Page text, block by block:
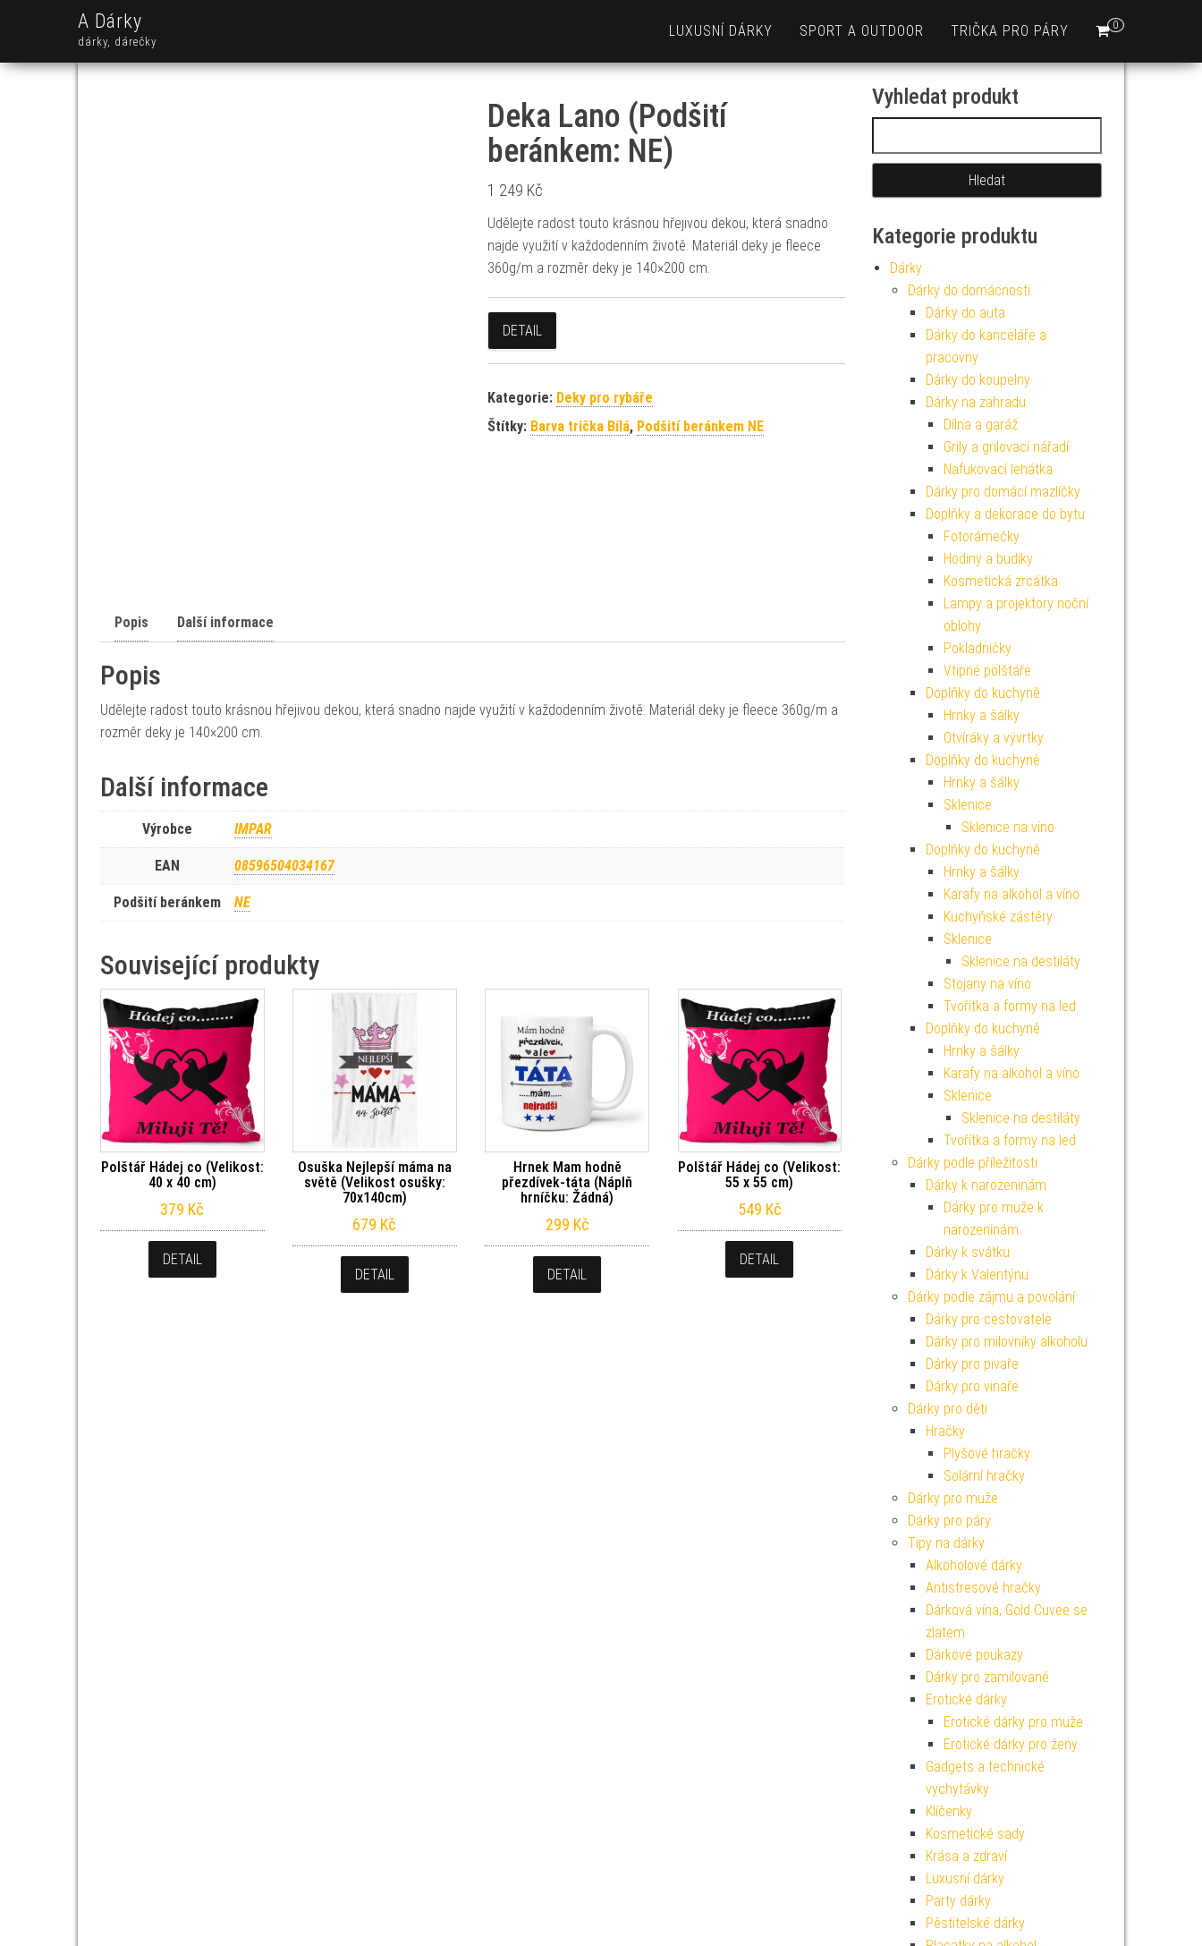
A Dárky
dárky, dárečky
0
LUXUSNÍ DÁRKY SPORT A OUTDOOR TRIČKA PRO PÁRY
Deka Lano (Podšití
beránkem: NE)
1 249 Kč
Udělejte radost touto krásnou hřejivou dekou, která snadno
najde využití v každodenním životě. Materiál deky je fleece
360g/m a rozměr deky je 140×200 cm.
DETAIL
Kategorie: Deky pro rybáře
Štítky: Barva trička Bílá, Podšití beránkem NE
Popis Další informace
Popis
Udělejte radost touto krásnou hřejivou dekou, která snadno najde využití v každodenním životě. Materiál deky je fleece 360g/m a
rozměr deky je 140×200 cm.
Další informace
Výrobce IMPAR
EAN 08596504034167
Podšití beránkem NE
Související produkty
Polštář Hádej co (Velikost:
40 x 40 cm)
379 Kč
DETAIL
Osuška Nejlepší máma na
světě (Velikost osušky:
70x140cm)
679 Kč
DETAIL
Hrnek Mam hodně
přezdívek-táta (Náplň
hrníčku: Žádná)
299 Kč
DETAIL
Polštář Hádej co (Velikost:
55 x 55 cm)
549 Kč
DETAIL
Vyhledat produkt
Kategorie produktu
Dárky
Dárky do domácnosti
Dárky do auta
Dárky do kanceláře a
pracovny
Dárky do koupelny
Dárky na zahradu
Dílna a garáž
Grily a grilovací nářadí
Nafukovací lehátka
Dárky pro domácí mazlíčky
Doplňky a dekorace do bytu
Fotorámečky
Hodiny a budíky
Kosmetická zrcátka
Lampy a projektory noční
oblohy
Pokladničky
Vtipné polštáře
Doplňky do kuchyně
Hrnky a šálky
Otvíráky a vývrtky
Doplňky do kuchyně
Hrnky a šálky
Sklenice
Sklenice na víno
Doplňky do kuchyně
Hrnky a šálky
Karafy na alkohol a víno
Kuchyňské zástěry
Sklenice
Sklenice na destiláty
Stojany na víno
Tvořítka a formy na led
Doplňky do kuchyně
Hrnky a šálky
Karafy na alkohol a víno
Sklenice
Sklenice na destiláty
Tvořítka a formy na led
Dárky podle příležitosti
Dárky k narozeninám
Dárky pro muže k
narozeninám
Dárky k svátku
Dárky k Valentýnu
Dárky podle zájmu a povolání
Dárky pro cestovatele
Dárky pro milovníky alkoholu
Dárky pro pivaře
Dárky pro vinaře
Dárky pro děti
Hračky
Plyšové hračky
Solární hračky
Dárky pro muže
Dárky pro páry
Tipy na dárky
Alkoholové dárky
Antistresové hračky
Dárková vína, Gold Cuvee se
zlatem
Dárkové poukazy
Dárky pro zamilované
Erotické dárky
Erotické dárky pro muže
Erotické dárky pro ženy
Gadgets a technické
vychytávky
Klíčenky
Kosmetické sady
Krása a zdraví
Luxusní dárky
Party dárky
Pěstitelské dárky